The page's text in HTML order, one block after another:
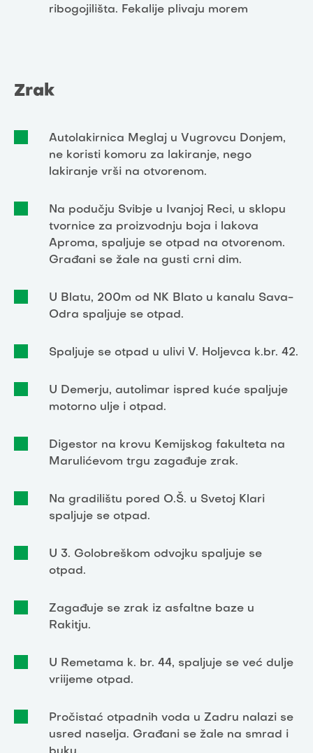
ribogojilišta. Fekalije plivaju morem
Zrak
Autolakirnica Meglaj u Vugrovcu Donjem,
ne koristi komoru za lakiranje, nego
lakiranje vrši na otvorenom.
Na podučju Svibje u Ivanjoj Reci, u sklopu
tvornice za proizvodnju boja i lakova
Aproma, spaljuje se otpad na otvorenom.
Građani se žale na gusti crni dim.
U Blatu, 200m od NK Blato u kanalu Sava-
Odra spaljuje se otpad.
Spaljuje se otpad u ulivi V. Holjevca k.br. 42.
U Demerju, autolimar ispred kuće spaljuje
motorno ulje i otpad.
Digestor na krovu Kemijskog fakulteta na
Marulićevom trgu zagađuje zrak.
Na gradilištu pored O.Š. u Svetoj Klari
spaljuje se otpad.
U 3. Golobreškom odvojku spaljuje se
otpad.
Zagađuje se zrak iz asfaltne baze u
Rakitju.
U Remetama k. br. 44, spaljuje se već dulje
vriijeme otpad.
Pročistać otpadnih voda u Zadru nalazi se
usred naselja. Građani se žale na smrad i